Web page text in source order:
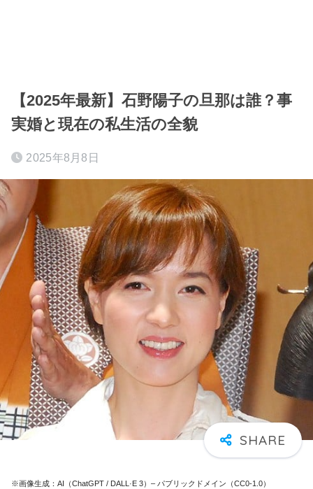
【2025年最新】石野陽子の旦那は誰？事
実婚と現在の私生活の全貌
2025年8月8日
※画像生成：AI（ChatGPT / DALL·E 3）– パブリックドメイン（CC0-1.0）